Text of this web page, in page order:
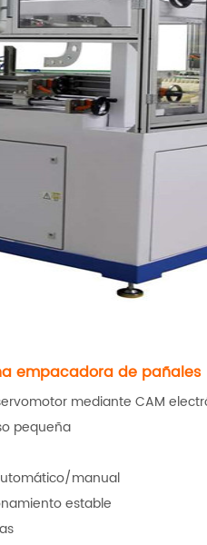
empacadora de pañales
mediante CAM
pequeña
manual
estable